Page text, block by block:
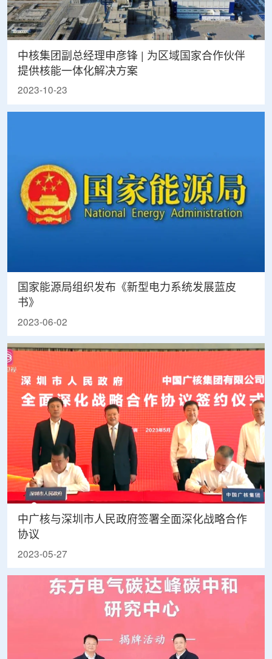
中核集团副总经理申彦锋 | 为区域国家合作伙伴
提供核能一体化解决方案
2023-10-23
国家能源局组织发布《新型电力系统发展蓝皮
书》
2023-06-02
中广核与深圳市人民政府签署全面深化战略合作
协议
2023-05-27